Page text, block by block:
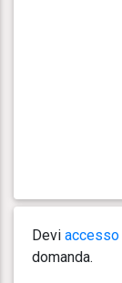
Devi accesso
domanda.